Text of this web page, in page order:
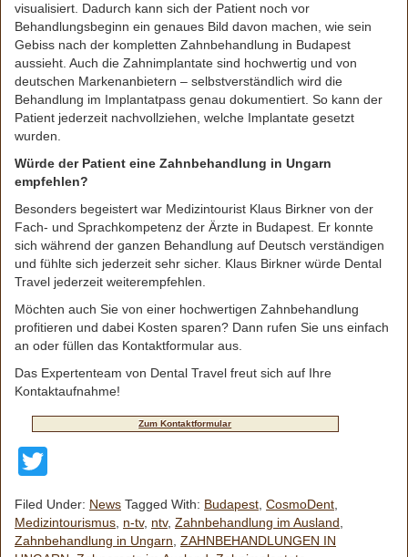
visualisiert. Dadurch kann sich der Patient noch vor
Behandlungsbeginn ein genaues Bild davon machen, wie sein
Gebiss nach der kompletten Zahnbehandlung in Budapest
aussieht. Auch die Zahnimplantate sind hochwertig und von
deutschen Markenanbietern – selbstverständlich wird die
Behandlung im Implantatpass genau dokumentiert. So kann der
Patient jederzeit nachvollziehen, welche Implantate gesetzt
wurden.
Würde der Patient eine Zahnbehandlung in Ungarn
empfehlen?
Besonders begeistert war Medizintourist Klaus Birkner von der
Fach- und Sprachkompetenz der Ärzte in Budapest. Er konnte
sich während der ganzen Behandlung auf Deutsch verständigen
und fühlte sich jederzeit sehr sicher. Klaus Birkner würde Dental
Travel jederzeit weiterempfehlen.
Möchten auch Sie von einer hochwertigen Zahnbehandlung
profitieren und dabei Kosten sparen? Dann rufen Sie uns einfach
an oder füllen das Kontaktformular aus.
Das Expertenteam von Dental Travel freut sich auf Ihre
Kontaktaufnahme!
Zum Kontaktformular
Filed Under: News Tagged With: Budapest, CosmoDent,
Medizintourismus, n-tv, ntv, Zahnbehandlung im Ausland,
Zahnbehandlung in Ungarn, ZAHNBEHANDLUNGEN IN